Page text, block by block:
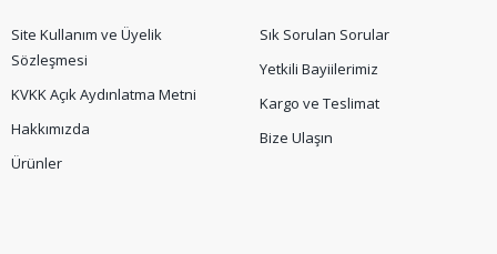
Site Kullanım ve Üyelik
Sözleşmesi
KVKK Açık Aydınlatma Metni
Hakkımızda
Ürünler
Sık Sorulan Sorular
Yetkili Bayiilerimiz
Kargo ve Teslimat
Bize Ulaşın